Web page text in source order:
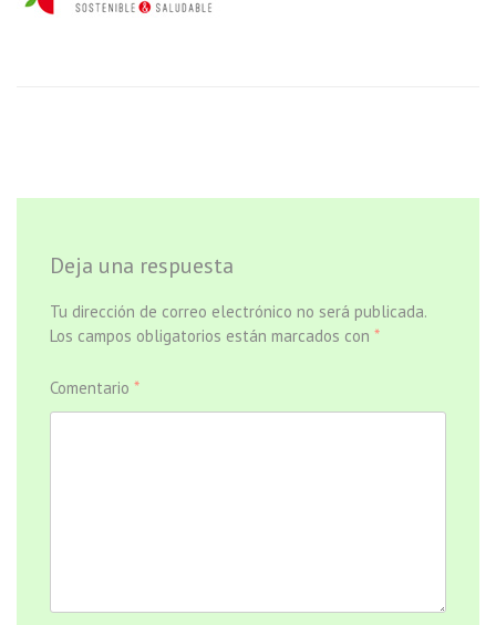
Deja una respuesta
Tu dirección de correo electrónico no será publicada.
Los campos obligatorios están marcados con *
Comentario *